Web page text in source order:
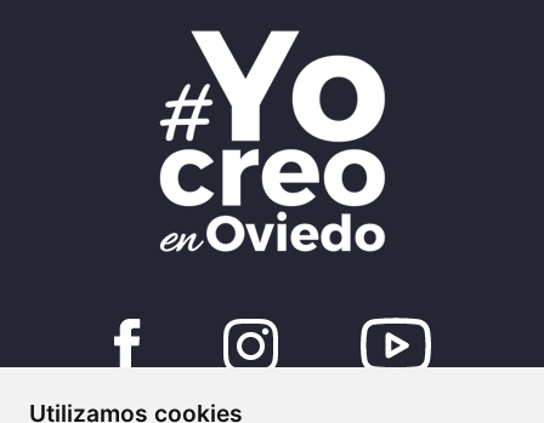
Utilizamos cookies